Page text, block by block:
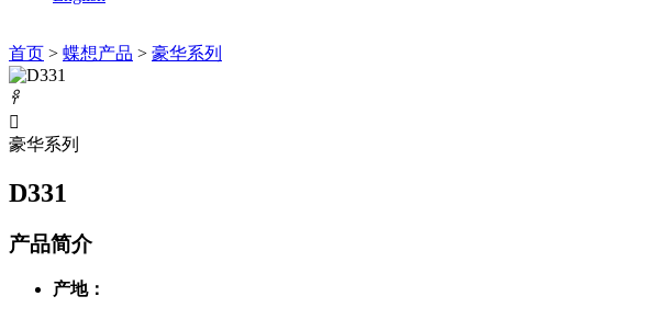
首页 > 蝶想产品 > 豪华系列
𐃓

豪华系列
D331
产品简介
产地：